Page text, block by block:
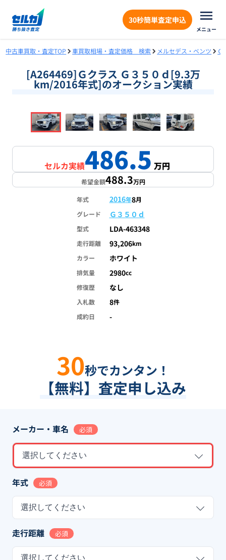
30秒簡単査定申込
メニュー
中古車買取・査定TOP 車買取相場・査定価格 検索 メルセデス・ベンツ Ｇ
[A264469]Ｇクラス Ｇ３５０ｄ[9.3万
km/2016年式]のオークション実績
1/18
セルカ実績486.5万円
希望金額488.3万円
年式 2016年8月
グレード
Ｇ３５０ｄ
型式 LDA-463348
走行距離 93,206km
カラー
ホワイト
排気量 2980cc
修復歴
なし
入札数 8件
成約日
-
30秒でカンタン！
【無料】査定申し込み
メーカー・車名 必須
選択してください
年式 必須
選択してください
走行距離 必須
選択してください